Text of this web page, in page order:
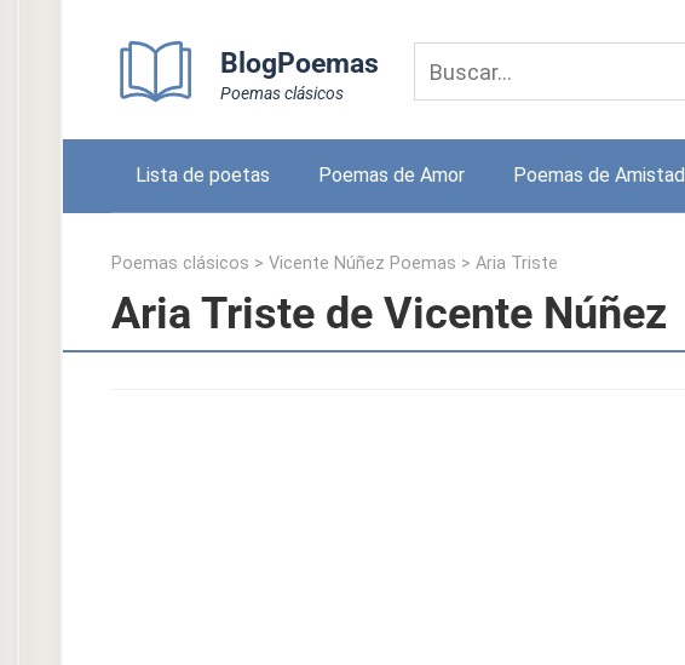
BlogPoemas
Poemas clásicos
Lista de poetas Poemas de Amor Poemas de Amistad
Poemas clásicos > Vicente Núñez Poemas > Aria Triste
Aria Triste de Vicente Núñez